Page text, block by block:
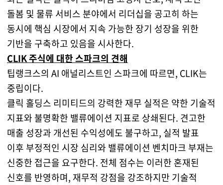
돌봄 및 물류 서비스 분야에서 리더십을 공고히 하는
동시에 핵심 시장에서 지속 가능한 장기 성장을 위한
기반을 구축하고 있음을 시사한다.
CLIK 주식에 대한 스파크의 견해
팁랭크스의 AI 애널리스트인 스파크에 따르면, CLIK는
중립이다.
클릭 홀딩스 리미티드의 강력한 재무 실적은 약한 기술적
지표와 불명확한 밸류에이션 지표로 상쇄된다. 견고한
매출 성장과 개선된 수익성에도 불구하고, 실적 발표
이후 부정적인 시장 심리와 밸류에이션 벤치마크 부재는
신중한 접근을 요구한다. 전체 점수는 이러한 혼재된
신호를 반영하며, 재무적 강점을 강조하지만 기술적